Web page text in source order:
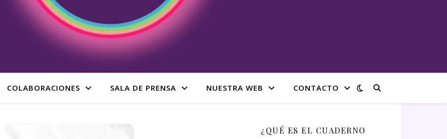
COLABORACIONES SALA DE PRENSA NUESTRA WEB CONTACTO
¿QUÉ ES EL CUADERNO